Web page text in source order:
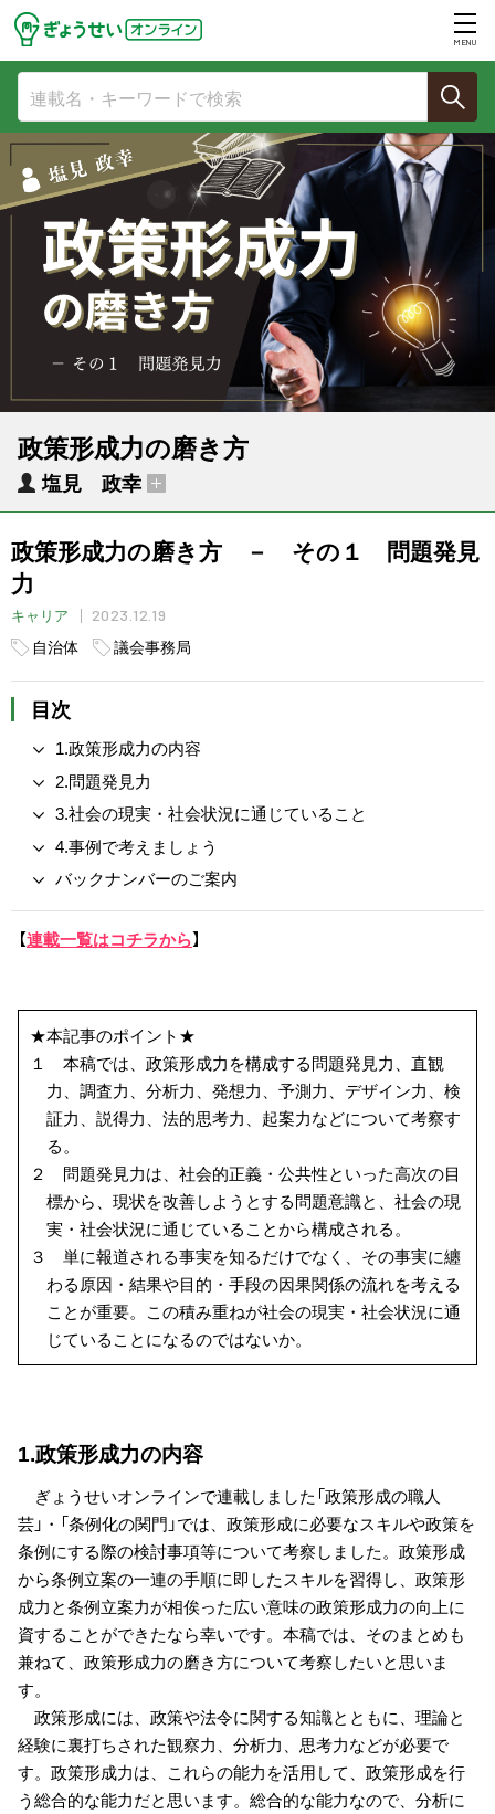
MENU
政策形成力の磨き方
塩見 政幸
政策形成力の磨き方 － その１ 問題発見
力
キャリア
2023.12.19
自治体
議会事務局
目次
1.政策形成力の内容
2.問題発見力
3.社会の現実・社会状況に通じていること
4.事例で考えましょう
バックナンバーのご案内
【連載一覧はコチラから】
★本記事のポイント★
１ 本稿では、政策形成力を構成する問題発見力、直観
力、調査力、分析力、発想力、予測力、デザイン力、検
証力、説得力、法的思考力、起案力などについて考察す
る。
２ 問題発見力は、社会的正義・公共性といった高次の目
標から、現状を改善しようとする問題意識と、社会の現
実・社会状況に通じていることから構成される。
３ 単に報道される事実を知るだけでなく、その事実に纏
わる原因・結果や目的・手段の因果関係の流れを考える
ことが重要。この積み重ねが社会の現実・社会状況に通
じていることになるのではないか。
1.政策形成力の内容
ぎょうせいオンラインで連載しました「政策形成の職人
芸」・「条例化の関門」では、政策形成に必要なスキルや政策を
条例にする際の検討事項等について考察しました。政策形成
から条例立案の一連の手順に即したスキルを習得し、政策形
成力と条例立案力が相俟った広い意味の政策形成力の向上に
資することができたなら幸いです。本稿では、そのまとめも
兼ねて、政策形成力の磨き方について考察したいと思いま
す。
政策形成には、政策や法令に関する知識とともに、理論と
経験に裏打ちされた観察力、分析力、思考力などが必要で
す。政策形成力は、これらの能力を活用して、政策形成を行
う総合的な能力だと思います。総合的な能力なので、分析に